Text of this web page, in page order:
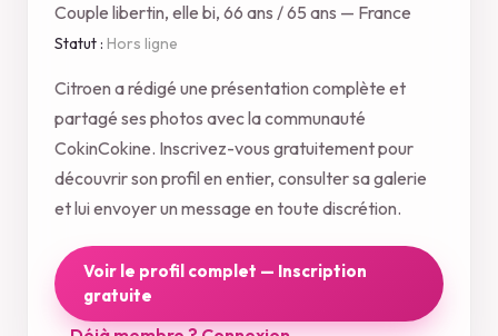
Couple libertin, elle bi, 66 ans / 65 ans — France
Statut : Hors ligne
Citroen a rédigé une présentation complète et
partagé ses photos avec la communauté
CokinCokine. Inscrivez-vous gratuitement pour
découvrir son profil en entier, consulter sa galerie
et lui envoyer un message en toute discrétion.
Voir le profil complet — Inscription
gratuite